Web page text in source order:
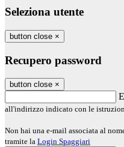
Seleziona utente
button close ×
Recupero password
button close ×
all'indirizzo indicato con le
Non hai una e-mail associata al
tramite la Login Spaggiari